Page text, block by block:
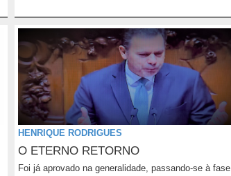
HENRIQUE RODRIGUES
O ETERNO RETORNO
Foi já aprovado na generalidade, passando-se à fase